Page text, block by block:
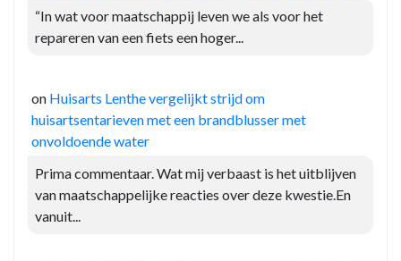
“In wat voor maatschappij leven we als voor het
repareren van een fiets een hoger...
on Huisarts Lenthe vergelijkt strijd om
huisartsentarieven met een brandblusser met
onvoldoende water
Prima commentaar. Wat mij verbaast is het uitblijven
van maatschappelijke reacties over deze kwestie.En
vanuit...